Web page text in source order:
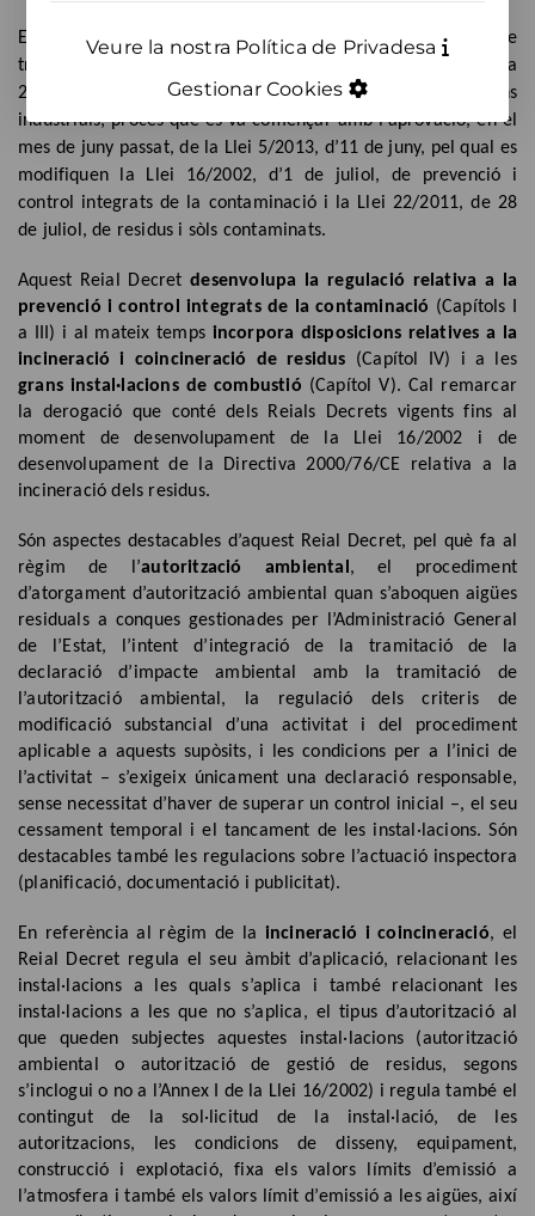
El dictat d’aquesta nova norma forma part del procés de
transposició a l’ordenament jurídic estatal de la Directiva
2010/75/CE, de 24 de novembre, sobre les emissions
industrials; procés que es va començar amb l’aprovació, en el
mes de juny passat, de la Llei 5/2013, d’11 de juny, pel qual es
modifiquen la Llei 16/2002, d’1 de juliol, de prevenció i
control integrats de la contaminació i la Llei 22/2011, de 28
de juliol, de residus i sòls contaminats.
Aquest Reial Decretdesenvolupa la regulació relativa a la
prevenció i control integrats de la contaminació (Capítols I
a III) i al mateix temps incorpora disposicions relatives a la
incineració i coincineració de residus (Capítol IV) i a les
grans instal·lacions de combustió (Capítol V). Cal remarcar
la derogació que conté dels Reials Decrets vigents fins al
moment de desenvolupament de la Llei 16/2002 i de
desenvolupament de la Directiva 2000/76/CE relativa a la
incineració dels residus.
Són aspectes destacables d’aquest Reial Decret, pel què fa al
règim de l’autorització ambiental , el procediment
d’atorgament d’autorització ambiental quan s’aboquen aigües
residuals a conques gestionades per l’Administració General
de l’Estat, l’intent d’integració de la tramitació de la
declaració d’impacte ambiental amb la tramitació de
l’autorització ambiental, la regulació dels criteris de
modificació substancial d’una activitat i del procediment
aplicable a aquests supòsits, i les condicions per a l’inici de
l’activitat – s’exigeix únicament una declaració responsable,
sense necessitat d’haver de superar un control inicial –, el seu
cessament temporal i el tancament de les instal·lacions. Són
destacables també les regulacions sobre l’actuació inspectora
(planificació, documentació i publicitat).
En referència al règim de la incineració i coincineració, el
Reial Decret regula el seu àmbit d’aplicació, relacionant les
instal·lacions a les quals s’aplica i també relacionant les
instal·lacions a les que no s’aplica, el tipus d’autorització al
que queden subjectes aquestes instal·lacions (autorització
ambiental o autorització de gestió de residus, segons
s’inclogui o no a l’Annex I de la Llei 16/2002) i regula també el
contingut de la sol·licitud de la instal·lació, de les
autoritzacions, les condicions de disseny, equipament,
construcció i explotació, fixa els valors límits d’emissió a
l’atmosfera i també els valors límit d’emissió a les aigües, així
Veure la nostra Política de Privadesa
Gestionar Cookies